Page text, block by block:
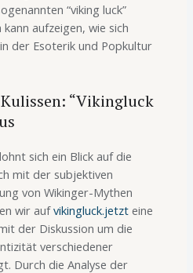
“viking luck”
aufzeigen, wie sich
der Esoterik und Popkultur
“Vikingluck
sich ein Blick auf die
mit der subjektiven
von Wikinger-Mythen
wir aufvikingluck.jetzt eine
der Diskussion um die
verschiedener
Durch die Analyse der